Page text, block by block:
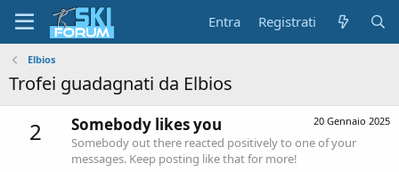
Entra Registrati
Elbios
Trofei guadagnati da Elbios
2 20 Gennaio 2025
Somebody likes you
Somebody out there reacted positively to one of your
messages. Keep posting like that for more!